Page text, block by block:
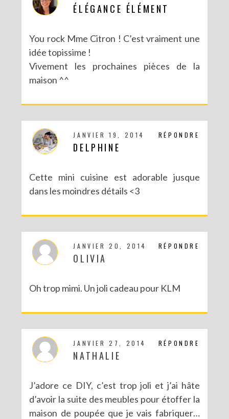
ÉLÉGANCE ÉLÉMENT
You rock Mme Citron ! C’est vraiment une
idée topissime !
Vivement les prochaines pièces de la
maison ^^
RÉPONDRE
JANVIER 19, 2014
DELPHINE
Cette mini cuisine est adorable jusque
dans les moindres détails <3
RÉPONDRE
JANVIER 20, 2014
OLIVIA
Oh trop mimi. Un joli cadeau pour KLM
RÉPONDRE
JANVIER 27, 2014
NATHALIE
J’adore ce DIY, c’est trop joli et j’ai hâte
d’avoir la suite des meubles pour étoffer la
maison de poupée que je vais fabriquer…